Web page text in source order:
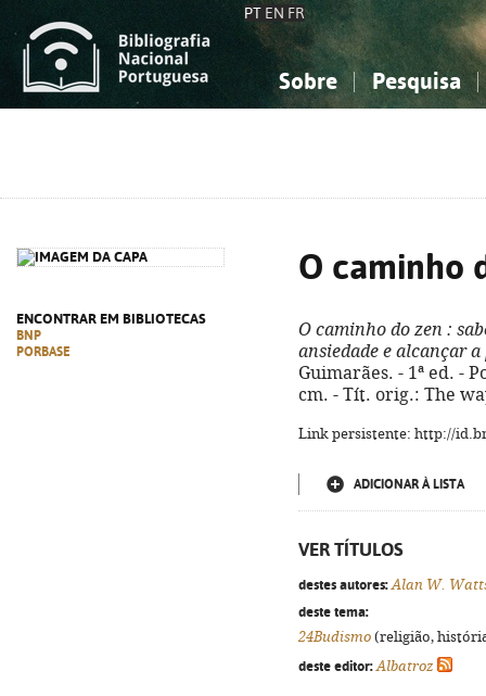
PT EN FR
Sobre Pesquisa
ENCONTRAR EM BIBLIOTECAS
BNP
PORBASE
O caminho
O caminho do zen :
ansiedade e alcançar a
Guimarães. - 1ª ed. -
cm. - Tít. orig.: The
Link persistente: http://
ADICIONAR À LISTA
VER TÍTULOS
destes autores: Alan W.
deste tema:
24Budismo (religião,
deste editor: Albatroz